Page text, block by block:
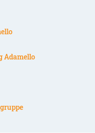
Adamello